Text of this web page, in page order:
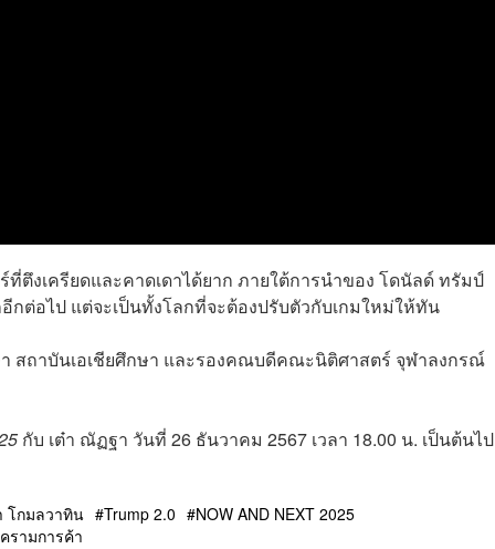
ตึงเครียดและคาดเดาได้ยาก ภายใต้การนำของ โดนัลด์ ทรัมป์
ต่อไป แต่จะเป็นทั้งโลกที่จะต้องปรับตัวกับเกมใหม่ให้ทัน
สถาบันเอเชียศึกษา และรองคณบดีคณะนิติศาสตร์ จุฬาลงกรณ์
กับ เต๋า ณัฏฐา วันที่ 26 ธันวาคม 2567 เวลา 18.00 น. เป็นต้นไป
โกมลวาทิน Trump 2.0
NOW AND NEXT 2025
รามการค้า